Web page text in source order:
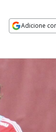
Adicione